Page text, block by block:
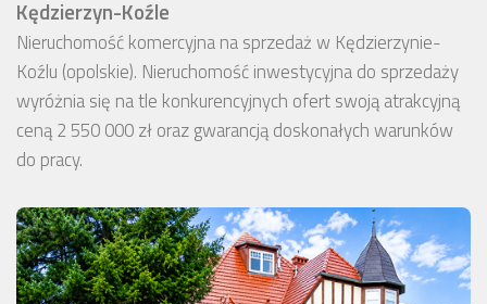
Kędzierzyn-Koźle
Nieruchomość komercyjna na sprzedaż w Kędzierzynie-
Koźlu (opolskie). Nieruchomość inwestycyjna do sprzedaży
wyróżnia się na tle konkurencyjnych ofert swoją atrakcyjną
ceną 2 550 000 zł oraz gwarancją doskonałych warunków
do pracy.